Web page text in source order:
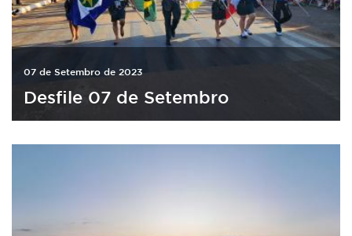
07 de Setembro de 2023
Desfile 07 de Setembro